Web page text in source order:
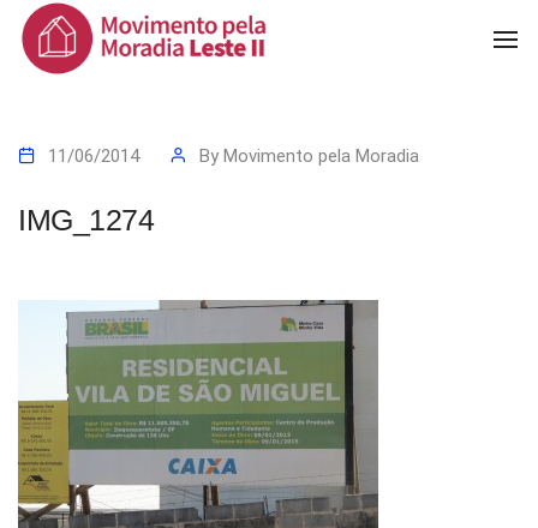
11/06/2014 By Movimento pela Moradia
IMG_1274